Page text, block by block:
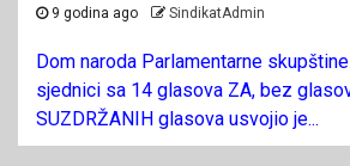
9 godina ago SindikatAdmin
Dom naroda Parlamentarne
sjednici sa 14 glasova ZA, bez
SUZDRŽANIH glasova usvojio je...